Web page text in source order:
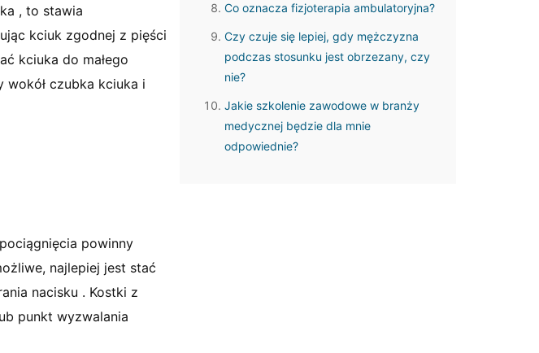
, to stawia
kciuk zgodnej z pięści
kciuka do małego
czubka kciuka i
powinny
najlepiej jest stać
nacisku . Kostki z
punkt wyzwalania
Co oznacza fizjoterapia ambulatoryjna?
Czy czuje się lepiej, gdy mężczyzna
podczas stosunku jest obrzezany, czy
nie?
Jakie szkolenie zawodowe w branży
medycznej będzie dla mnie
odpowiednie?